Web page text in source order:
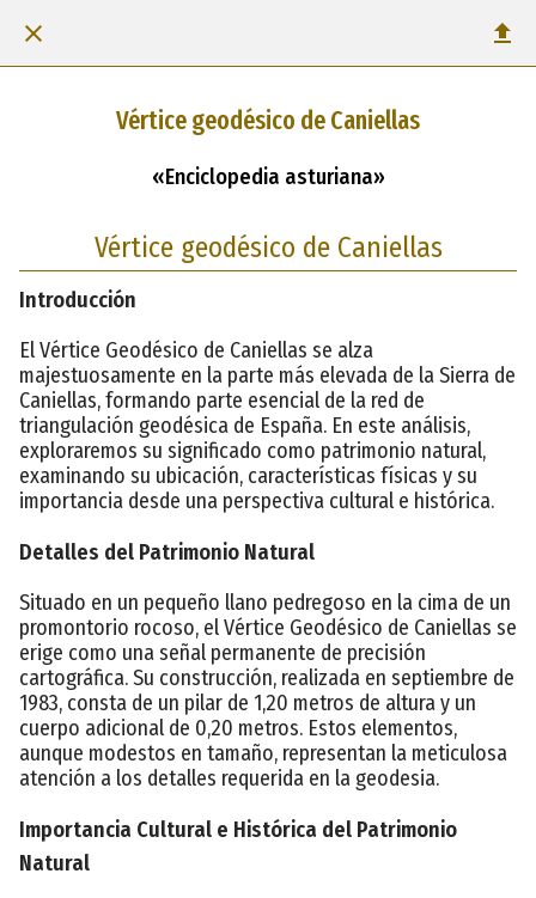
Vértice geodésico de Caniellas
«Enciclopedia asturiana»
Vértice geodésico de Caniellas
Introducción
El Vértice Geodésico de Caniellas se alza
majestuosamente en la parte más elevada de la Sierra de
Caniellas, formando parte esencial de la red de
triangulación geodésica de España. En este análisis,
exploraremos su significado como patrimonio natural,
examinando su ubicación, características físicas y su
importancia desde una perspectiva cultural e histórica.
Detalles del Patrimonio Natural
Situado en un pequeño llano pedregoso en la cima de un
promontorio rocoso, el Vértice Geodésico de Caniellas se
erige como una señal permanente de precisión
cartográfica. Su construcción, realizada en septiembre de
1983, consta de un pilar de 1,20 metros de altura y un
cuerpo adicional de 0,20 metros. Estos elementos,
aunque modestos en tamaño, representan la meticulosa
atención a los detalles requerida en la geodesia.
Importancia Cultural e Histórica del Patrimonio
Natural